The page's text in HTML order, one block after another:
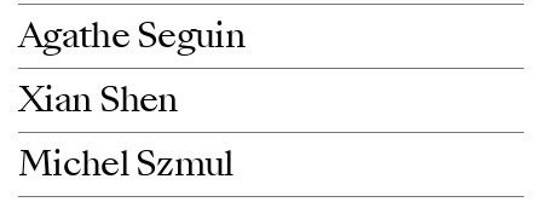
Agathe Seguin
Xian Shen
Michel Szmul